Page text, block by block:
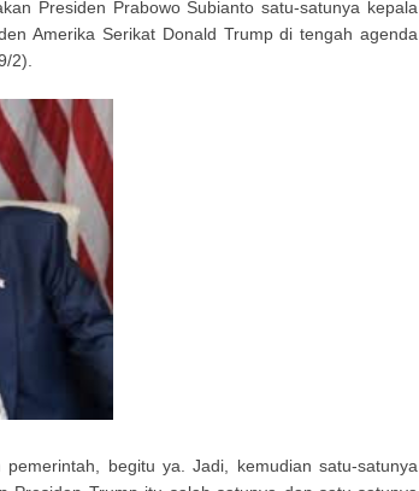
Presiden Prabowo Subianto satu-satunya kepala
Amerika Serikat Donald Trump di tengah agenda
2).
begitu ya. Jadi, kemudian satu-satunya